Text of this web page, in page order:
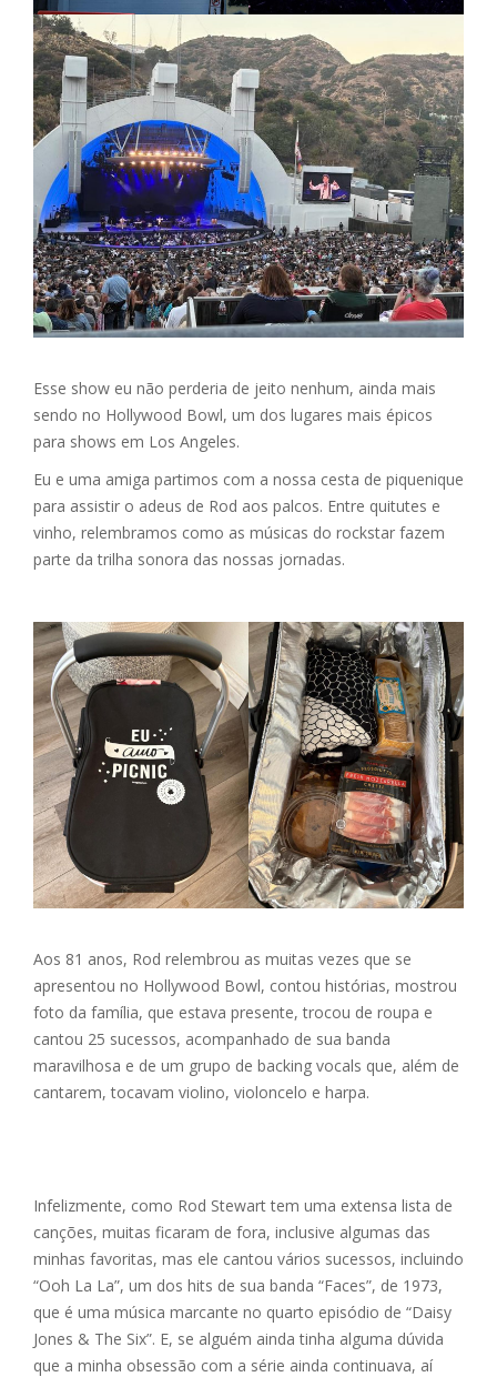
Esse show eu não perderia de jeito nenhum, ainda mais
sendo no Hollywood Bowl, um dos lugares mais épicos
para shows em Los Angeles.
Eu e uma amiga partimos com a nossa cesta de piquenique
para assistir o adeus de Rod aos palcos. Entre quitutes e
vinho, relembramos como as músicas do rockstar fazem
parte da trilha sonora das nossas jornadas.
Aos 81 anos, Rod relembrou as muitas vezes que se
apresentou no Hollywood Bowl, contou histórias, mostrou
foto da família, que estava presente, trocou de roupa e
cantou 25 sucessos, acompanhado de sua banda
maravilhosa e de um grupo de backing vocals que, além de
cantarem, tocavam violino, violoncelo e harpa.
Infelizmente, como Rod Stewart tem uma extensa lista de
canções, muitas ficaram de fora, inclusive algumas das
minhas favoritas, mas ele cantou vários sucessos, incluindo
“Ooh La La”, um dos hits de sua banda “Faces”, de 1973,
que é uma música marcante no quarto episódio de “Daisy
Jones & The Six”. E, se alguém ainda tinha alguma dúvida
que a minha obsessão com a série ainda continuava, aí